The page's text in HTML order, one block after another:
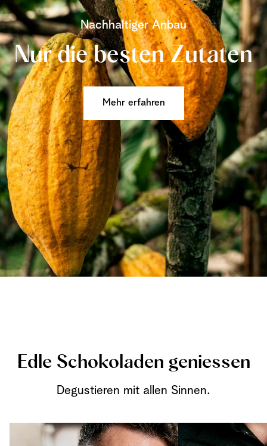
Nachhaltiger Anbau
Nur die besten Zutaten
Mehr erfahren
Edle Schokoladen geniessen
Degustieren mit allen Sinnen.